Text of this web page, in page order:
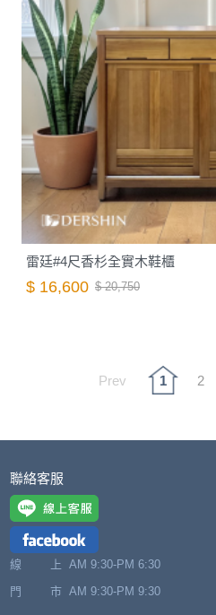
雷廷#4尺香杉全實木鞋櫃
$ 16,600 $ 20,750
Prev 1 2
聯絡客服
線 上 AM 9:30-PM 6:30
門 市 AM 9:30-PM 9:30